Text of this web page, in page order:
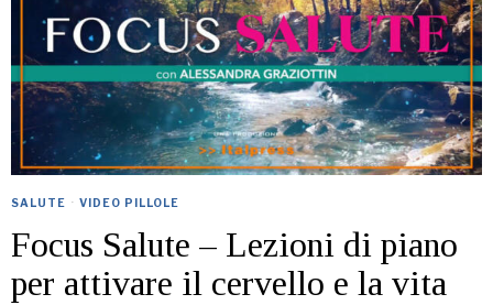
SALUTE · VIDEO PILLOLE
Focus Salute – Lezioni di piano
per attivare il cervello e la vita